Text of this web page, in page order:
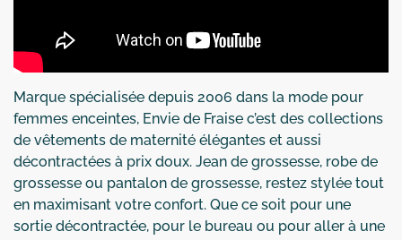
Marque spécialisée depuis 2006 dans la mode pour
femmes enceintes, Envie de Fraise c’est des collections
de vêtements de maternité élégantes et aussi
décontractées à prix doux. Jean de grossesse, robe de
grossesse ou pantalon de grossesse, restez stylée tout
en maximisant votre confort. Que ce soit pour une
sortie décontractée, pour le bureau ou pour aller à une